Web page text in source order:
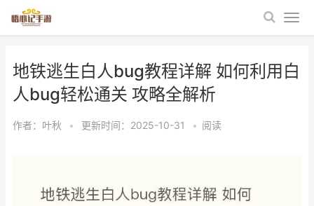
地铁逃生白人bug教程详解 如何利用白
人bug轻松通关 攻略全解析
作者： 叶秋 • 更新时间：2025-10-31 • 阅读